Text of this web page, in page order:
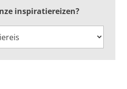
inspiratiereizen?